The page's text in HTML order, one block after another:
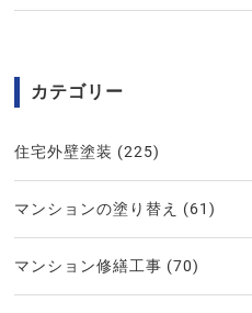
カテゴリー
住宅外壁塗装 (225)
マンションの塗り替え (61)
マンション修繕工事 (70)